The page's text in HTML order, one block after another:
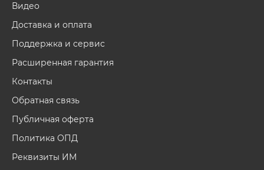
Видео
Доставка и оплата
Поддержка и сервис
Расширенная гарантия
Контакты
Обратная связь
Публичная оферта
Политика ОПД
Реквизиты ИМ